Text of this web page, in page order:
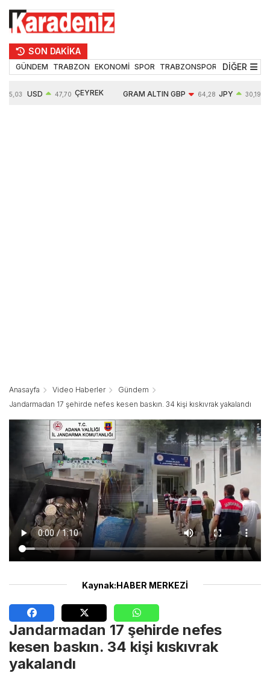
SON DAKİKA
GÜNDEM TRABZON EKONOMİ SPOR TRABZONSPOR TEKNOLOJİ
DİĞER
USD 47,70 ÇEYREK GRAM ALTIN GBP 64,28 JPY 30,19
Anasayfa Video Haberler
Gündem
Jandarmadan 17 şehirde nefes kesen baskın. 34 kişi kıskıvrak yakalandı
Kaynak:HABER MERKEZİ
Jandarmadan 17 şehirde nefes
kesen baskın. 34 kişi kıskıvrak
yakalandı